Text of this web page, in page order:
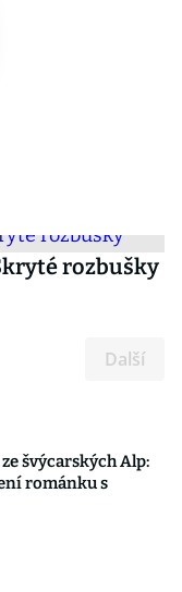
rozbušky
Další
švýcarských Alp:
románku s